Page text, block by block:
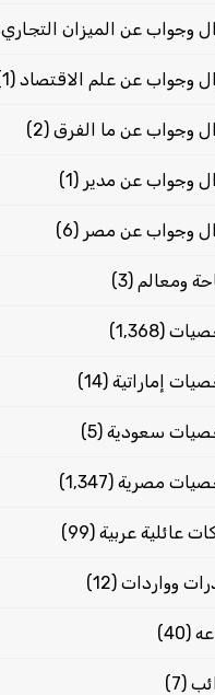
وجواب عن الميزان التجاري
وجواب عن علم الاقتصاد (1)
وجواب عن ما الفرق (2)
وجواب عن مدير (1)
وجواب عن مصر (6)
ومعالم (3)
(1٬368)
إماراتية (14)
سعودية (5)
مصرية (1٬347)
عائلية عربية (99)
وواردات (12)
(40)
(7)